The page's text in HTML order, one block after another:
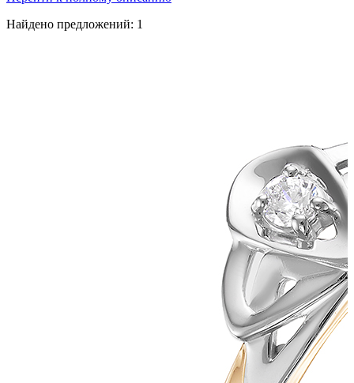
Найдено предложений: 1